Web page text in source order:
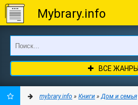
Mybrary.info
ВСЕ ЖАНРЫ
mybrary.info » Книги »Дом и семья